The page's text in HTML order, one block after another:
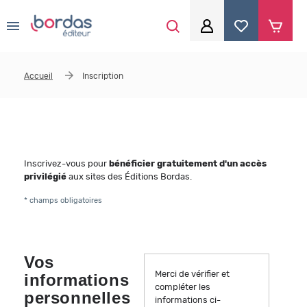
Mot de passe ou identifiant oublié
Accueil Inscription
Inscrivez-vous pour bénéficier gratuitement d'un accès
privilégié aux sites des Éditions Bordas.
* champs obligatoires
Vos
informations
personnelles
Merci de vérifier et
compléter les
informations ci-